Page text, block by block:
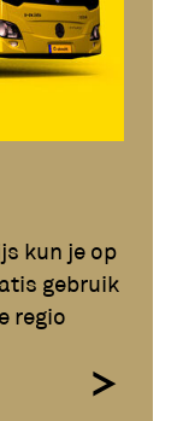
kun je op
gebruik
regio